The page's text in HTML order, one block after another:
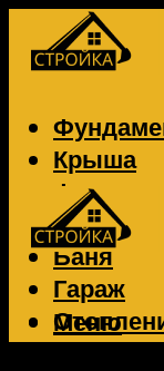
Крыша
Фасад
Забор
Баня
Гараж
Меню